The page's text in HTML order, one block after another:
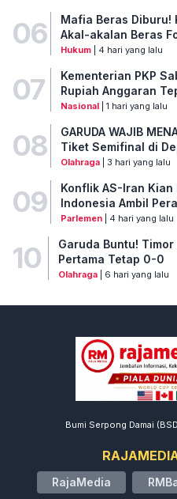
06
Mafia Beras Diburu!
Akal-akalan Beras
Hukum| 4 hari yang lalu
07
Kementerian PKP
Rupiah Anggaran
Nasional| 1 hari yang lalu
08
GARUDA WAJIB
Tiket Semifinal di
Olahraga| 3 hari yang lalu
09
Konflik AS-Iran Kian
Indonesia Ambil
Parlemen| 4 hari yang lalu
10
Garuda Buntu!
Pertama Tetap 0-0
Olahraga| 6 hari yang lalu
Bumi Serpong Damai
RajaMedia